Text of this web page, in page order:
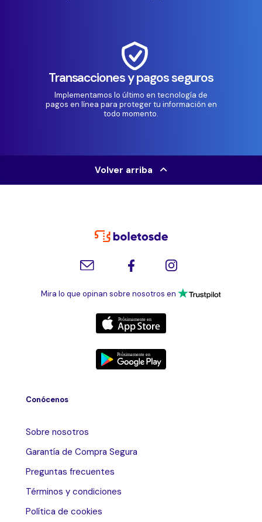
Transacciones y pagos seguros
Implementamos lo último en tecnología de
pagos en línea para proteger tu información en
todo momento.
Volver arriba
Mira lo que opinan sobre nosotros en
Conócenos
Sobre nosotros
Garantía de Compra Segura
Preguntas frecuentes
Términos y condiciones
Política de cookies